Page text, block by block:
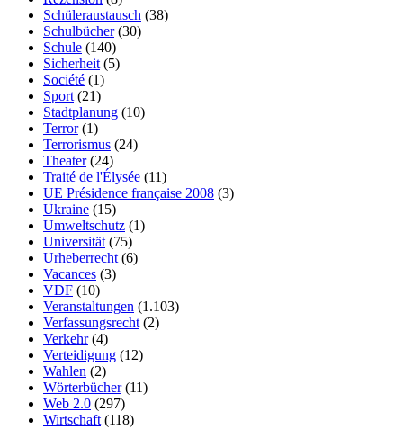
Schüleraustausch (38)
Schulbücher(30)
Schule (140)
Sicherheit(5)
Société (1)
Sport(21)
Stadtplanung (10)
Terror(1)
Terrorismus (24)
Theater(24)
Traité de l'Élysée (11)
UE Présidence française 2008 (3)
Ukraine (15)
Umweltschutz (1)
Universität(75)
Urheberrecht(6)
Vacances (3)
VDF (10)
Veranstaltungen (1.103)
Verfassungsrecht(2)
Verkehr(4)
Verteidigung (12)
Wahlen (2)
Wörterbücher(11)
Web 2.0 (297)
Wirtschaft(118)